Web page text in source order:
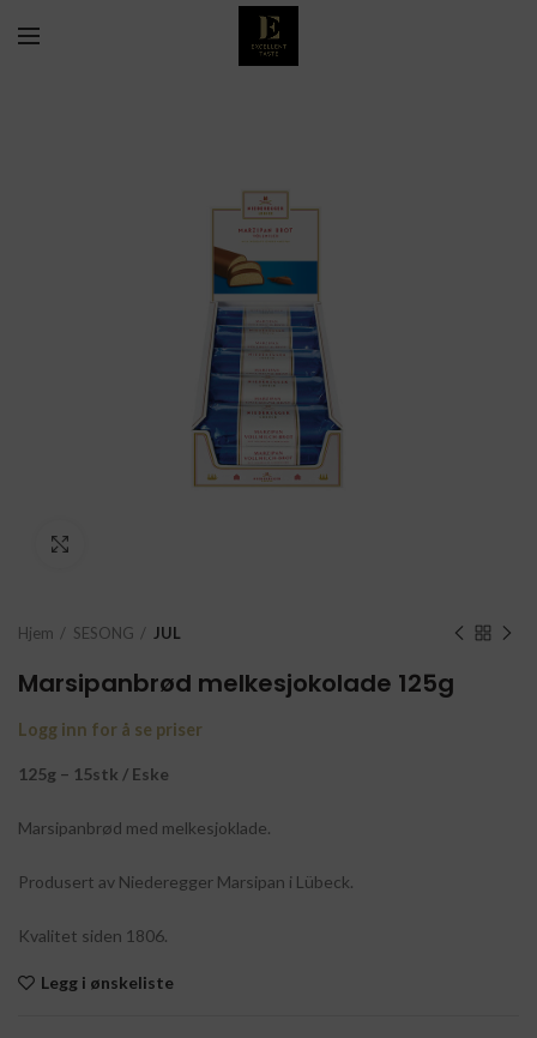
Hjem SESONG JUL
Marsipanbrød melkesjokolade 125g
Logg inn for å se priser
125g – 15stk / Eske
Marsipanbrød med melkesjoklade.
Produsert av Niederegger Marsipan i Lübeck.
Kvalitet siden 1806.
Legg i ønskeliste